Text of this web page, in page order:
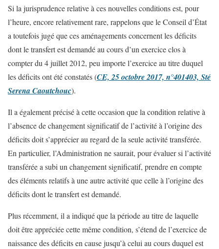
Si la jurisprudence relative à ces nouvelles conditions est, pour
l’heure, encore relativement rare, rappelons que le Conseil d’État
a toutefois jugé que ces aménagements concernent les déficits
dont le transfert est demandé au cours d’un exercice clos à
compter du 4 juillet 2012, peu importe l’exercice au titre duquel
les déficits ont été constatés (CE, 25 octobre 2017, n°401403, Sté
Serena Caoutchouc).
Il a également précisé à cette occasion que la condition relative à
l’absence de changement significatif de l’activité à l’origine des
déficits doit s’apprécier au regard de la seule activité transférée.
En particulier, l’Administration ne saurait, pour évaluer si l’activité
transférée a subi un changement significatif, prendre en compte
des éléments relatifs à une autre activité que celle à l’origine des
déficits dont le transfert est demandé.
Plus récemment, il a indiqué que la période au titre de laquelle
doit être appréciée cette même condition, s’étend de l’exercice de
naissance des déficits en cause jusqu’à celui au cours duquel est